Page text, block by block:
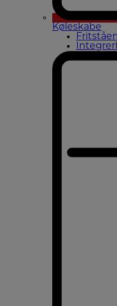
Køleskabe